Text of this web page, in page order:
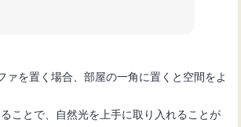
ァを置く場合、部屋の一角に置くと空間をよ
ことで、自然光を上手に取り入れることが